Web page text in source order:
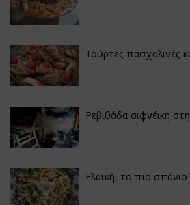
Τούρτες πασχαλινές
Ρεβιθάδα σιφνέικη
Ελαϊκή, το πιο σπάνιο